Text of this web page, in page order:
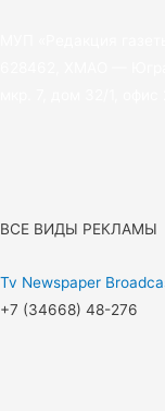
ВСЕ ВИДЫ РЕКЛАМЫ
Tv Newspaper
+7 (34668) 48-276